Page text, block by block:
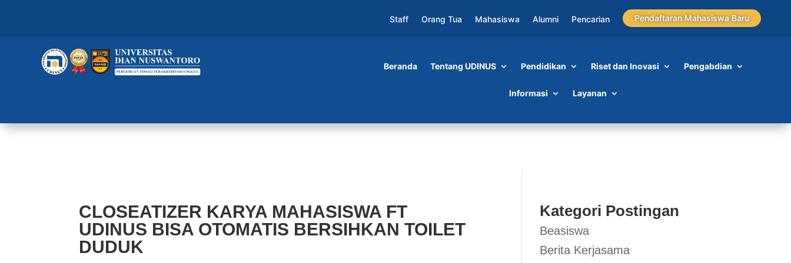
Staff Orang Tua Mahasiswa Alumni Pencarian Pendaftaran Mahasiswa Baru
Beranda Tentang UDINUS Pendidikan Riset dan Inovasi Pengabdian
Informasi Layanan
CLOSEATIZER KARYA MAHASISWA FT
UDINUS BISA OTOMATIS BERSIHKAN TOILET
DUDUK
Kategori Postingan
Beasiswa
Berita Kerjasama